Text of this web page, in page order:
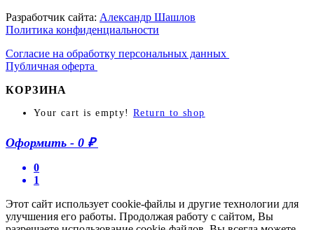
Разработчик сайта: Александр Шашлов
Политика конфиденциальности
Согласие на обработку персональных данных
Публичная оферта
КОРЗИНА
Your cart is empty! Return to shop
Оформить - 0 ₽
0
1
Этот сайт использует cookie-файлы и другие технологии для
улучшения его работы. Продолжая работу с сайтом, Вы